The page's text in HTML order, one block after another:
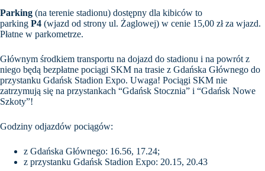
Parking (na terenie stadionu) dostępny dla kibiców to
parking P4 (wjazd od strony ul. Żaglowej) w cenie 15,00 zł za wjazd.
Płatne w parkometrze.
Głównym środkiem transportu na dojazd do stadionu i na powrót z
niego będą bezpłatne pociągi SKM na trasie z Gdańska Głównego do
przystanku Gdańsk Stadion Expo. Uwaga! Pociągi SKM nie
zatrzymują się na przystankach “Gdańsk Stocznia” i “Gdańsk Nowe
Szkoty”!
Godziny odjazdów pociągów:
z Gdańska Głównego: 16.56, 17.24;
z przystanku Gdańsk Stadion Expo: 20.15, 20.43